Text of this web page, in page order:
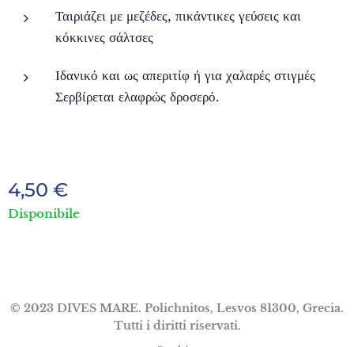
Ταιριάζει με μεζέδες, πικάντικες γεύσεις και
κόκκινες σάλτσες
Ιδανικό και ως απεριτίφ ή για χαλαρές στιγμές
Σερβίρεται ελαφρώς δροσερό.
4,50 €
Disponibile
© 2023 DIVES MARE. Polichnitos, Lesvos 81300, Grecia.
Tutti i diritti riservati.